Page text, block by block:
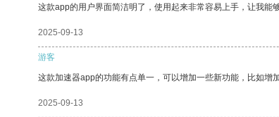
这款app的用户界面简洁明了，使用起来非常容易上手，让我能
2025-09-13
游客
这款加速器app的功能有点单一，可以增加一些新功能，比如增
2025-09-13